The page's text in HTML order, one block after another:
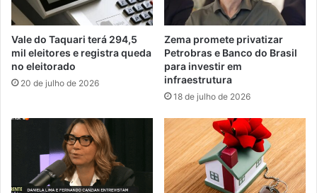
Vale do Taquari terá 294,5
mil eleitores e registra queda
no eleitorado
20 de julho de 2026
Zema promete privatizar
Petrobras e Banco do Brasil
para investir em
infraestrutura
18 de julho de 2026